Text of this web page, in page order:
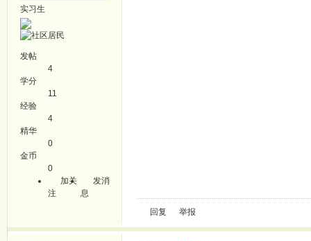
实习生
发帖
4
学分
11
经验
4
精华
0
金币
0
加关
注
发消
息
回复 举报